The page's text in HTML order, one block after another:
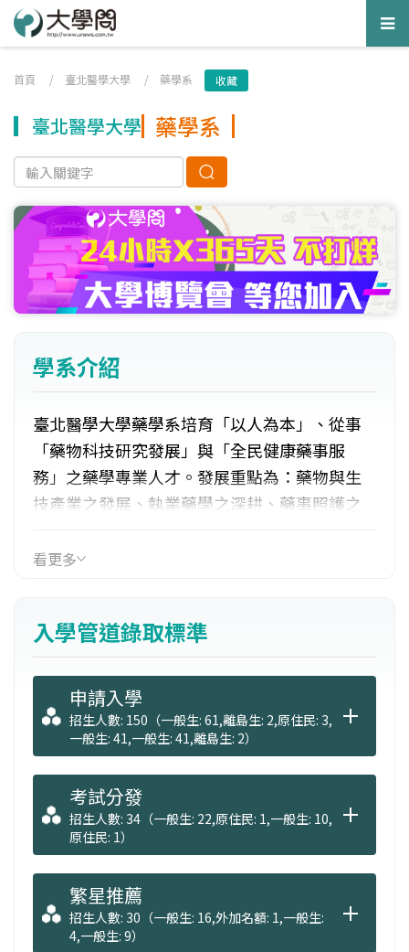
首頁 / 臺北醫學大學 / 藥學系 收藏
臺北醫學大學 藥學系
學系介紹
臺北醫學大學藥學系培育「以人為本」、從事
「藥物科技研究發展」與「全民健康藥事服
務」之藥學專業人才。發展重點為：藥物與生
技產業之發展、執業藥學之深耕、藥事照護之
床結合。課程設計涵括基礎科學、生物醫學、
「產品為導向」為課程設計核心，擴展至「以
病人為中心」之執業藥學。分組：六年制臨床
藥學組、四年製藥學組。
看更多
入學管道錄取標準
申請入學
招生人數: 150（一般生: 61,離島生: 2,原住民: 3,
一般生: 41,一般生: 41,離島生: 2）
考試分發
招生人數: 34（一般生: 22,原住民: 1,一般生: 10,
原住民: 1）
繁星推薦
招生人數: 30（一般生: 16,外加名額: 1,一般生:
4,一般生: 9）